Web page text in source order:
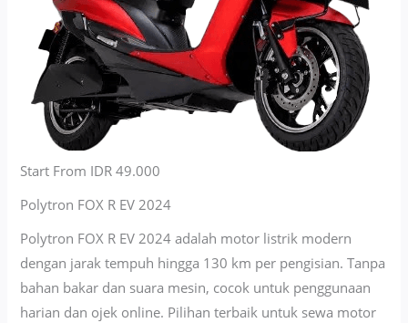
Start From IDR 49.000
Polytron FOX R EV 2024
Polytron FOX R EV 2024 adalah motor listrik modern
dengan jarak tempuh hingga 130 km per pengisian. Tanpa
bahan bakar dan suara mesin, cocok untuk penggunaan
harian dan ojek online. Pilihan terbaik untuk sewa motor